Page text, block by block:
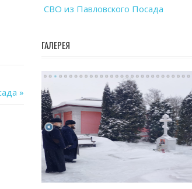
СВО из Павловского Посада
ГАЛЕРЕЯ